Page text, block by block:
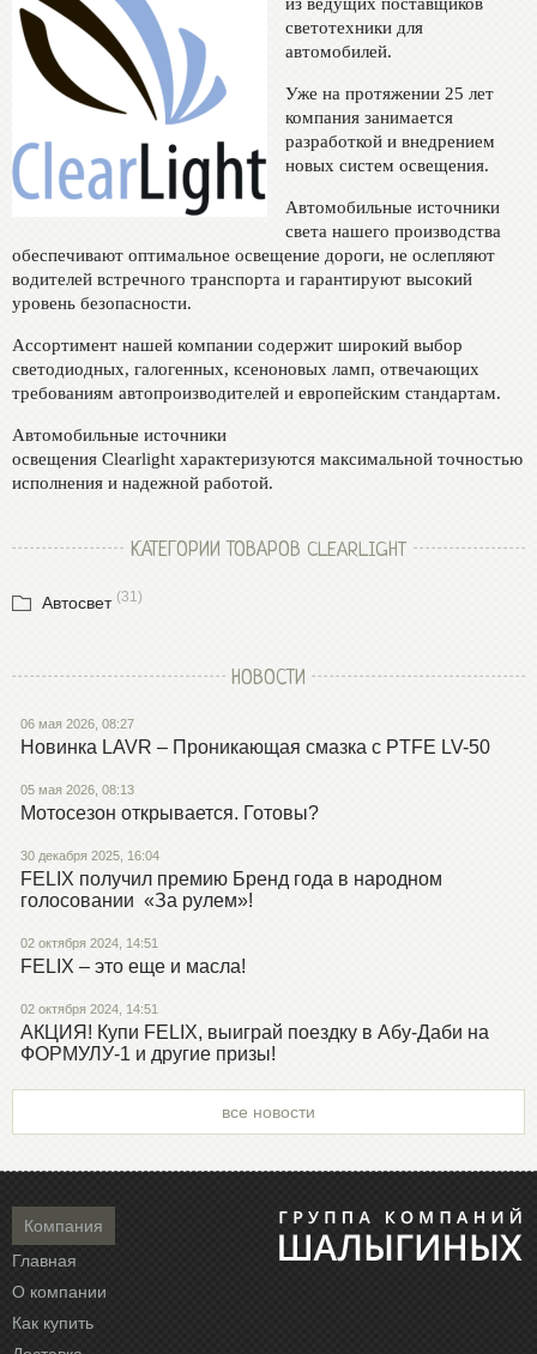
светотехники для
автомобилей.
Уже на протяжении 25 лет
компания занимается
разработкой и внедрением
новых систем освещения.
Автомобильные источники
света нашего производства
обеспечивают оптимальное освещение дороги, не ослепляют
водителей встречного транспорта и гарантируют высокий
уровень безопасности.
Ассортимент нашей компании содержит широкий выбор
светодиодных, галогенных, ксеноновых ламп, отвечающих
требованиям автопроизводителей и европейским стандартам.
Автомобильные источники
освещения Clearlight характеризуются максимальной точностью
исполнения и надежной работой.
КАТЕГОРИИ ТОВАРОВ CLEARLIGHT
Автосвет (31)
НОВОСТИ
06 мая 2026, 08:27
Новинка LAVR – Проникающая смазка с PTFE LV-50
05 мая 2026, 08:13
Мотосезон открывается. Готовы?
30 декабря 2025, 16:04
FELIX получил премию Бренд года в народном
голосовании «За рулем»!
02 октября 2024, 14:51
FELIX – это еще и масла!
02 октября 2024, 14:51
АКЦИЯ! Купи FELIX, выиграй поездку в Абу-Даби на
ФОРМУЛУ-1 и другие призы!
все новости
Компания
Главная
О компании
Как купить